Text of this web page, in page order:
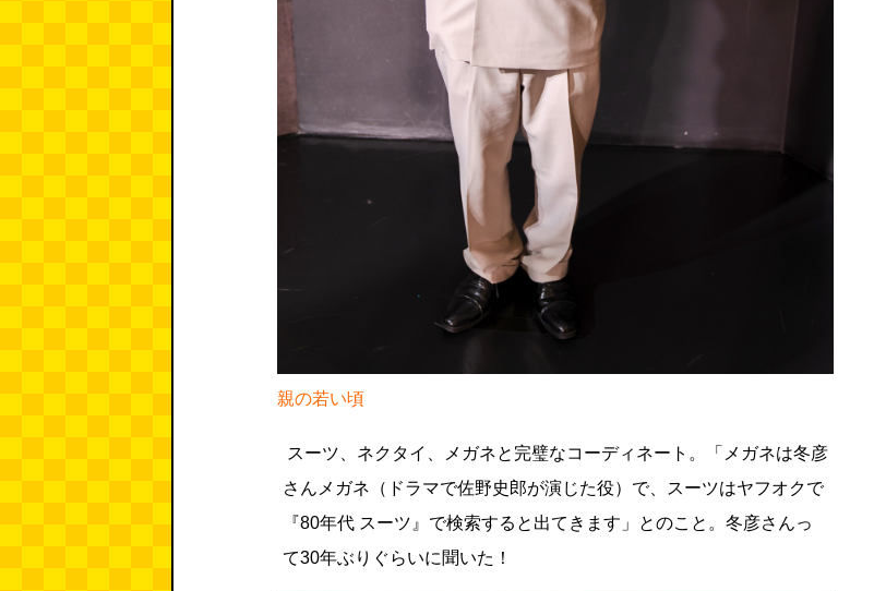
親の若い頃
スーツ、ネクタイ、メガネと完璧なコーディネート。「メガネは冬彦
さんメガネ（ドラマで佐野史郎が演じた役）で、スーツはヤフオクで
『80年代 スーツ』で検索すると出てきます」とのこと。冬彦さんっ
て30年ぶりぐらいに聞いた！